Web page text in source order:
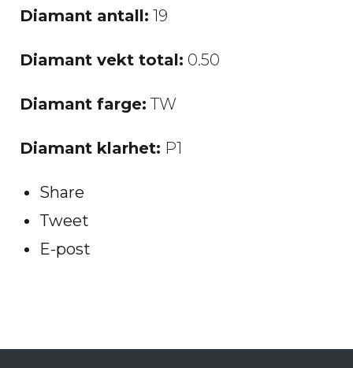
Diamant antall: 19
Diamant vekt total: 0.50
Diamant farge: TW
Diamant klarhet: P1
Share
Tweet
E-post